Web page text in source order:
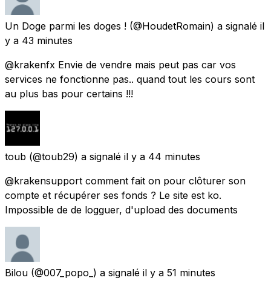
Un Doge parmi les doges ! (@HoudetRomain) a signalé il
y a 43 minutes
@krakenfx Envie de vendre mais peut pas car vos
services ne fonctionne pas.. quand tout les cours sont
au plus bas pour certains !!!
toub (@toub29) a signalé il y a 44 minutes
@krakensupport comment fait on pour clôturer son
compte et récupérer ses fonds ? Le site est ko.
Impossible de de logguer, d'upload des documents
Bilou (@007_popo_) a signalé il y a 51 minutes